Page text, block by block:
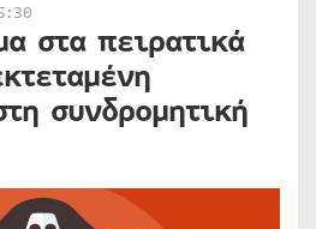
στα πειρατικά
συνδρομητική